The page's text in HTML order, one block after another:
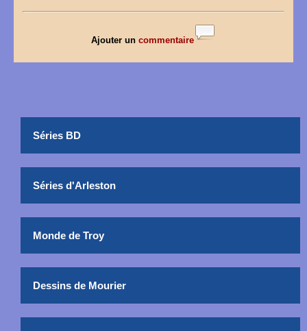
Ajouter un commentaire
Séries BD
Séries d'Arleston
Monde de Troy
Dessins de Mourier